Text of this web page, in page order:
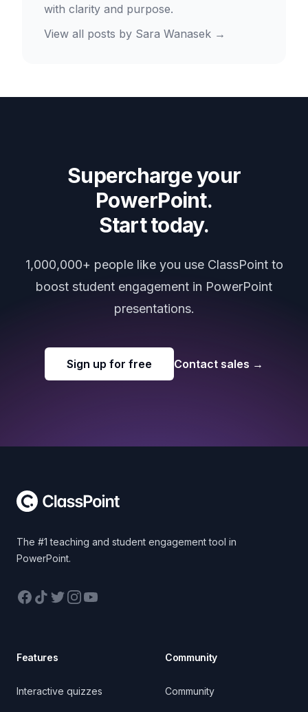
with clarity and purpose.
View all posts by Sara Wanasek →
Supercharge your
PowerPoint.
Start today.
1,000,000+ people like you use ClassPoint to
boost student engagement in PowerPoint
presentations.
Sign up for free Contact sales →
The #1 teaching and student engagement tool in
PowerPoint.
Facebook
TikTokTwitterInstagram
YouTube
Features
Interactive quizzes
Community
Community